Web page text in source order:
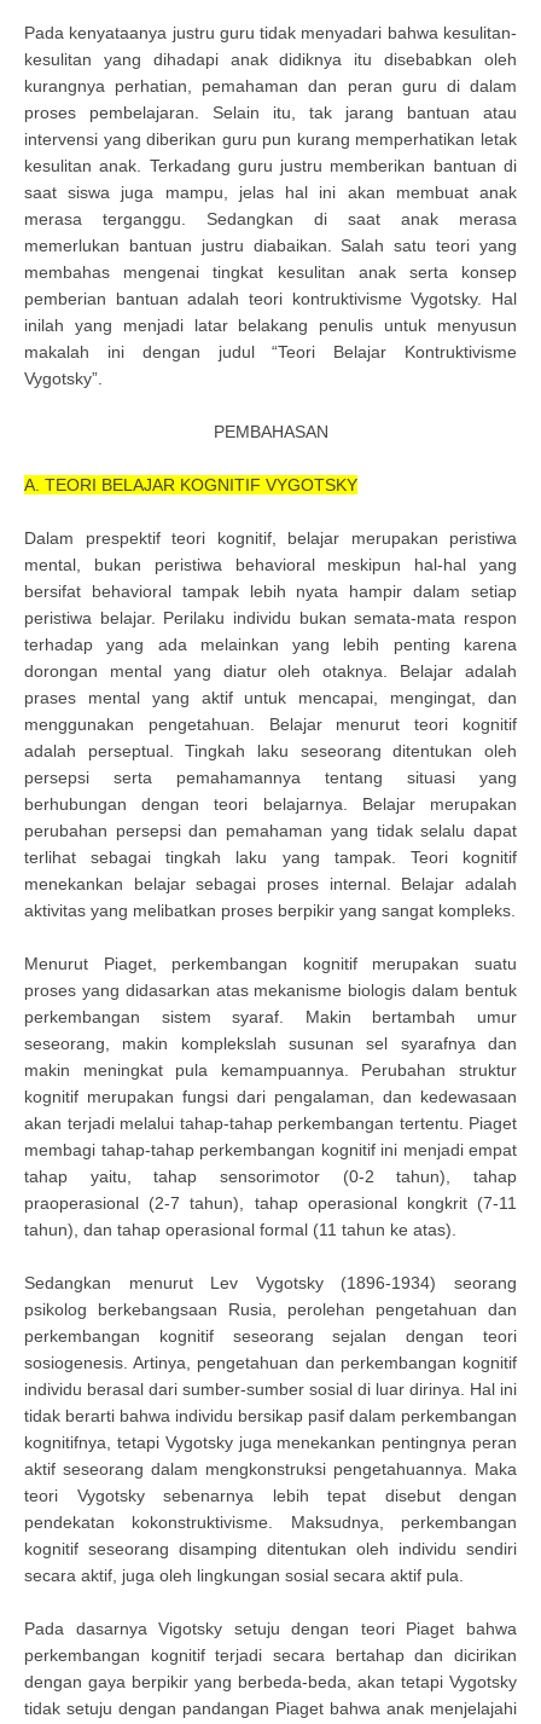
Pada kenyataanya justru guru tidak menyadari bahwa kesulitan-
kesulitan yang dihadapi anak didiknya itu disebabkan oleh
kurangnya perhatian, pemahaman dan peran guru di dalam
proses pembelajaran. Selain itu, tak jarang bantuan atau
intervensi yang diberikan guru pun kurang memperhatikan letak
kesulitan anak. Terkadang guru justru memberikan bantuan di
saat siswa juga mampu, jelas hal ini akan membuat anak
merasa terganggu. Sedangkan di saat anak merasa
memerlukan bantuan justru diabaikan. Salah satu teori yang
membahas mengenai tingkat kesulitan anak serta konsep
pemberian bantuan adalah teori kontruktivisme Vygotsky. Hal
inilah yang menjadi latar belakang penulis untuk menyusun
makalah ini dengan judul “Teori Belajar Kontruktivisme
Vygotsky”.
PEMBAHASAN
A. TEORI BELAJAR KOGNITIF VYGOTSKY
Dalam prespektif teori kognitif, belajar merupakan peristiwa
mental, bukan peristiwa behavioral meskipun hal-hal yang
bersifat behavioral tampak lebih nyata hampir dalam setiap
peristiwa belajar. Perilaku individu bukan semata-mata respon
terhadap yang ada melainkan yang lebih penting karena
dorongan mental yang diatur oleh otaknya. Belajar adalah
prases mental yang aktif untuk mencapai, mengingat, dan
menggunakan pengetahuan. Belajar menurut teori kognitif
adalah perseptual. Tingkah laku seseorang ditentukan oleh
persepsi serta pemahamannya tentang situasi yang
berhubungan dengan teori belajarnya. Belajar merupakan
perubahan persepsi dan pemahaman yang tidak selalu dapat
terlihat sebagai tingkah laku yang tampak. Teori kognitif
menekankan belajar sebagai proses internal. Belajar adalah
aktivitas yang melibatkan proses berpikir yang sangat kompleks.
Menurut Piaget, perkembangan kognitif merupakan suatu
proses yang didasarkan atas mekanisme biologis dalam bentuk
perkembangan sistem syaraf. Makin bertambah umur
seseorang, makin komplekslah susunan sel syarafnya dan
makin meningkat pula kemampuannya. Perubahan struktur
kognitif merupakan fungsi dari pengalaman, dan kedewasaan
akan terjadi melalui tahap-tahap perkembangan tertentu. Piaget
membagi tahap-tahap perkembangan kognitif ini menjadi empat
tahap yaitu, tahap sensorimotor (0-2 tahun), tahap
praoperasional (2-7 tahun), tahap operasional kongkrit (7-11
tahun), dan tahap operasional formal (11 tahun ke atas).
Sedangkan menurut Lev Vygotsky (1896-1934) seorang
psikolog berkebangsaan Rusia, perolehan pengetahuan dan
perkembangan kognitif seseorang sejalan dengan teori
sosiogenesis. Artinya, pengetahuan dan perkembangan kognitif
individu berasal dari sumber-sumber sosial di luar dirinya. Hal ini
tidak berarti bahwa individu bersikap pasif dalam perkembangan
kognitifnya, tetapi Vygotsky juga menekankan pentingnya peran
aktif seseorang dalam mengkonstruksi pengetahuannya. Maka
teori Vygotsky sebenarnya lebih tepat disebut dengan
pendekatan kokonstruktivisme. Maksudnya, perkembangan
kognitif seseorang disamping ditentukan oleh individu sendiri
secara aktif, juga oleh lingkungan sosial secara aktif pula.
Pada dasarnya Vigotsky setuju dengan teori Piaget bahwa
perkembangan kognitif terjadi secara bertahap dan dicirikan
dengan gaya berpikir yang berbeda-beda, akan tetapi Vygotsky
tidak setuju dengan pandangan Piaget bahwa anak menjelajahi